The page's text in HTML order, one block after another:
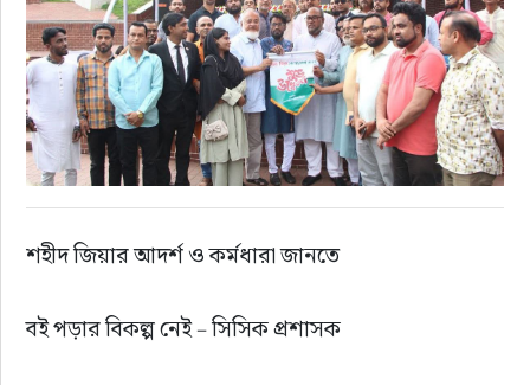
শহীদ জিয়ার আদর্শ ও কর্মধারা জানতে
বই পড়ার বিকল্প নেই – সিসিক প্রশাসক